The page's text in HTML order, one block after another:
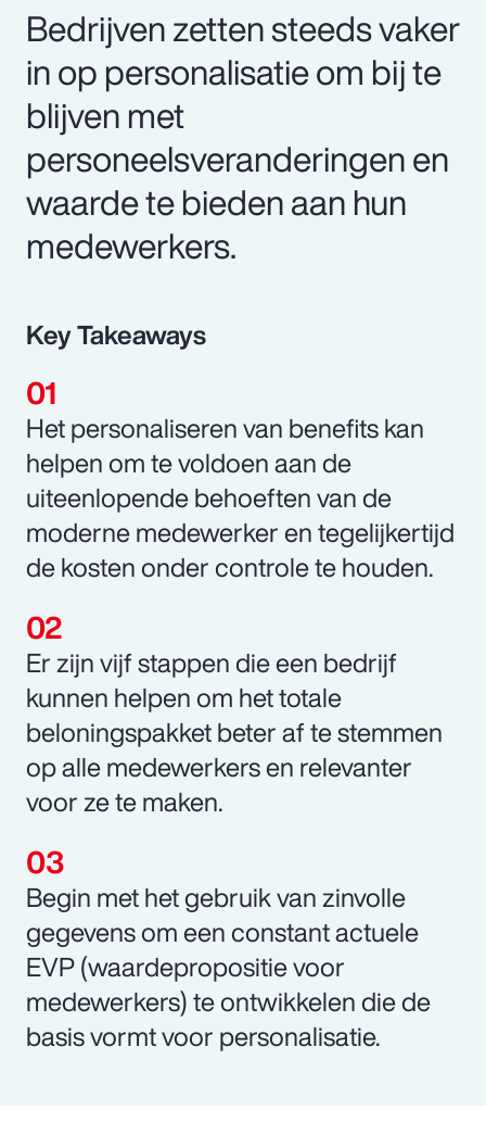
Bedrijven zetten steeds vaker
in op personalisatie om bij te
blijven met
personeelsveranderingen en
waarde te bieden aan hun
medewerkers.
Key Takeaways
Het personaliseren van benefits kan
helpen om te voldoen aan de
uiteenlopende behoeften van de
moderne medewerker en tegelijkertijd
de kosten onder controle te houden.
Er zijn vijf stappen die een bedrijf
kunnen helpen om het totale
beloningspakket beter af te stemmen
op alle medewerkers en relevanter
voor ze te maken.
Begin met het gebruik van zinvolle
gegevens om een constant actuele
EVP (waardepropositie voor
medewerkers) te ontwikkelen die de
basis vormt voor personalisatie.